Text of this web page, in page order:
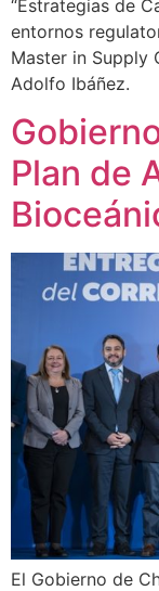
“Estrategias de
entornos
Master in Supply
Adolfo Ibáñez.
Plan de
El Gobierno de